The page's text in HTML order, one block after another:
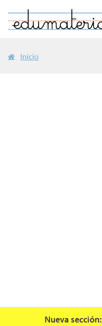
Inicio
Nueva sección: